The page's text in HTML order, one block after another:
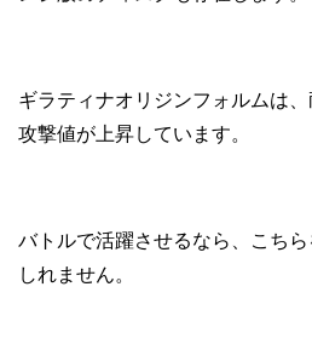
ギラティナオリジンフォルムは
攻撃値が上昇しています。
バトルで活躍させるなら、こち
しれません。